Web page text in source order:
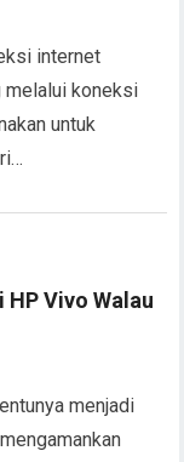
internet
melalui koneksi
untuk
HP Vivo Walau
menjadi